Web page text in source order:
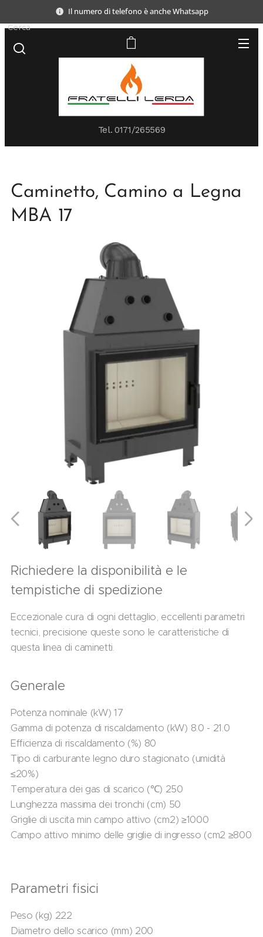
Il numero di telefono è anche Whatsapp
Tel. 0171/265569
Cerca
Caminetto, Camino a Legna
MBA 17
Richiedere la disponibilità e le
tempistiche di spedizione
Eccezionale cura di ogni dettaglio, eccellenti parametri
tecnici, precisione queste sono le caratteristiche di
questa linea di caminetti.
Generale
Potenza nominale (kW) 17
Gamma di potenza di riscaldamento (kW) 8.0 - 21.0
Efficienza di riscaldamento (%) 80
Tipo di carburante legno duro stagionato (umidità
≤20%)
Temperatura dei gas di scarico (℃) 250
Lunghezza massima dei tronchi (cm) 50
Griglie di uscita min campo attivo (cm2) ≥1000
Campo attivo minimo delle griglie di ingresso (cm2 ≥800
Parametri fisici
Peso (kg) 222
Diametro dello scarico (mm) 200